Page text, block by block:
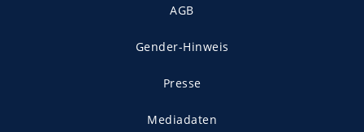
AGB
Gender-Hinweis
Presse
Mediadaten